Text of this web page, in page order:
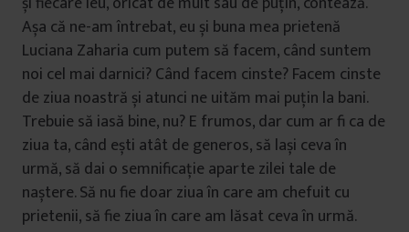
Așa că ne-am întrebat, eu și buna mea prietenă
Luciana Zaharia cum putem să facem, când suntem
noi cel mai darnici? Când facem cinste? Facem cinste
de ziua noastră și atunci ne uităm mai puțin la bani.
Trebuie să iasă bine, nu? E frumos, dar cum ar fi ca de
ziua ta, când ești atât de generos, să lași ceva în
urmă, să dai o semnificație aparte zilei tale de
naștere. Să nu fie doar ziua în care am chefuit cu
prietenii, să fie ziua în care am lăsat ceva în urmă.